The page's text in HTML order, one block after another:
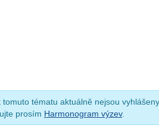
tématu aktuálně nejsou
prosím Harmonogram výzev.